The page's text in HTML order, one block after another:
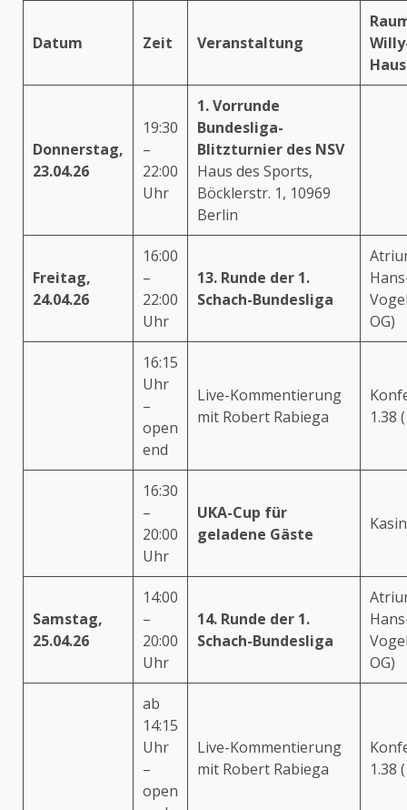
Datum Zeit Veranstaltung
Haus
Donnerstag,
23.04.26
19:30
–
22:00
Uhr
1. Vorrunde
Bundesliga-
Blitzturnier des NSV
Haus des Sports,
Böcklerstr. 1, 10969
Berlin
Freitag,
24.04.26
16:00
–
22:00
Uhr
13. Runde der 1.
Schach-Bundesliga
OG)
16:15
Uhr
–
open
end
Live-Kommentierung
mit Robert Rabiega
1.38
16:30
–
20:00
Uhr
UKA-Cup für
geladene Gäste
Samstag,
25.04.26
14:00
–
20:00
Uhr
14. Runde der 1.
Schach-Bundesliga
OG)
ab
14:15
Uhr
–
open
Live-Kommentierung
mit Robert Rabiega
1.38